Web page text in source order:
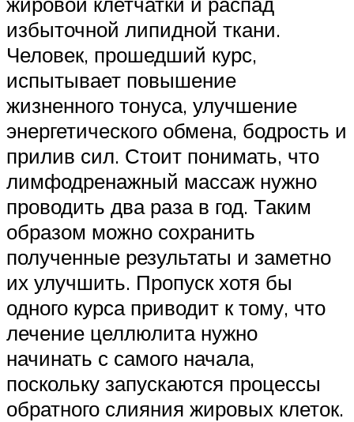
избыточной липидной ткани.
Человек, прошедший курс,
испытывает повышение
жизненного тонуса, улучшение
энергетического обмена, бодрость и
прилив сил. Стоит понимать, что
лимфодренажный массаж нужно
проводить два раза в год. Таким
образом можно сохранить
полученные результаты и заметно
их улучшить. Пропуск хотя бы
одного курса приводит к тому, что
лечение целлюлита нужно
начинать с самого начала,
поскольку запускаются процессы
обратного слияния жировых клеток.